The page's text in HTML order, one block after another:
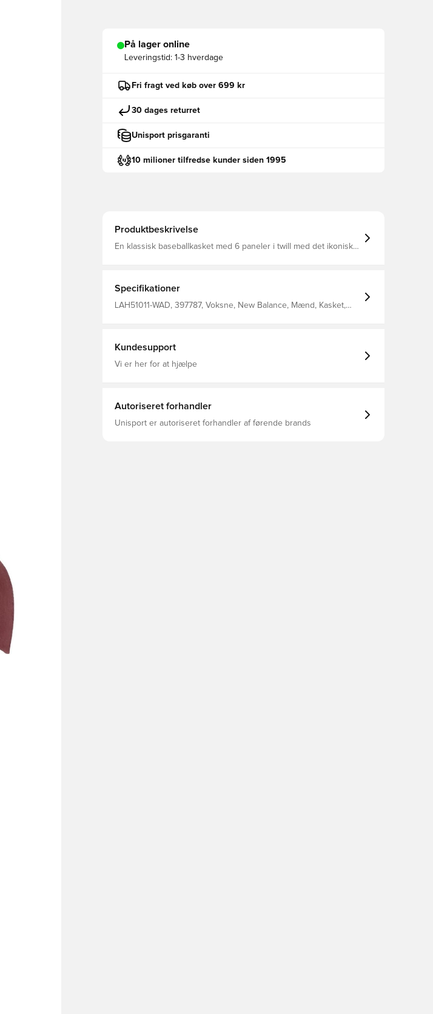
På lager online
Leveringstid: 1-3 hverdage
Fri fragt ved køb over 699 kr
30 dages returret
Unisport prisgaranti
10 milioner tilfredse kunder siden 1995
Produktbeskrivelse
En klassisk baseballkasket med 6 paneler i twill med det ikoniske
Specifikationer
LAH51011-WAD, 397787, Voksne, New Balance, Mænd, Kasket,
Kundesupport
Vi er her for at hjælpe
Autoriseret forhandler
Unisport er autoriseret forhandler af førende brands